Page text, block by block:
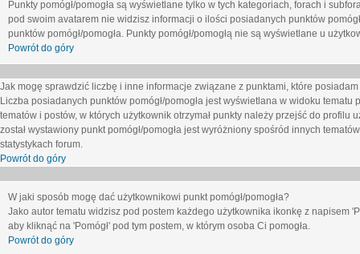
Punkty pomógł/pomogła są wyświetlane tylko w tych kategoriach, forach i
pod swoim avatarem nie widzisz informacji o ilości posiadanych punktów
punktów pomógł/pomogła. Punkty pomógł/pomogłą nie są wyświetlane u
Powrót do góry
Jak mogę sprawdzić liczbę i inne informacje związane z punktami, które
Liczba posiadanych punktów pomógł/pomogła jest wyświetlana w widoku
tematów i postów, w których użytkownik otrzymał punkty należy przejść do
został wystawiony punkt pomógł/pomogła jest wyróżniony spośród innych
statystykach forum.
Powrót do góry
W jaki sposób mogę dać użytkownikowi punkt pomógł/pomogła?
Jako autor tematu widzisz pod postem każdego użytkownika ikonkę z napisem
aby kliknąć na 'Pomógł' pod tym postem, w którym osoba Ci pomogła.
Powrót do góry